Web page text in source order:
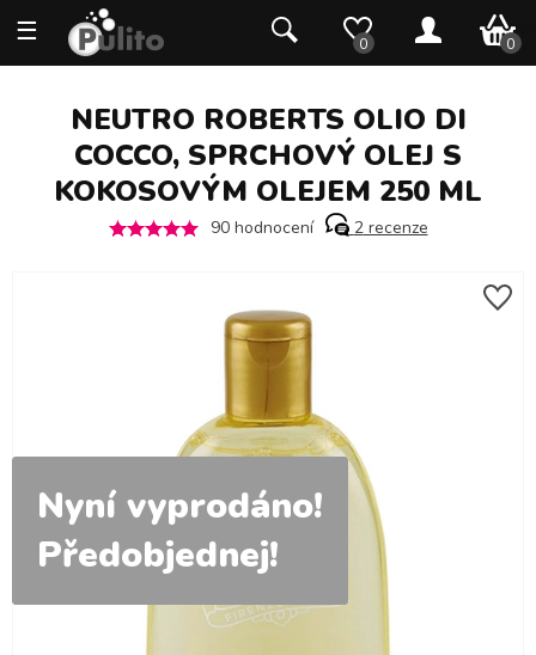
☰ 0 0
0
NEUTRO ROBERTS OLIO DI
COCCO, SPRCHOVÝ OLEJ S
KOKOSOVÝM OLEJEM 250 ML
90hodnocení 2recenze
Nyní vyprodáno!
Předobjednej!